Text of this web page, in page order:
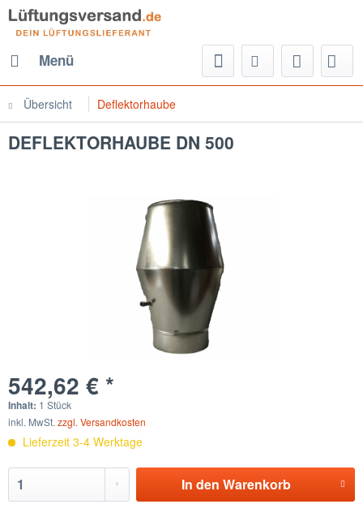
Menü
Übersicht Deflektorhaube
DEFLEKTORHAUBE DN 500
542,62 € *
Inhalt: 1 Stück
inkl. MwSt. zzgl. Versandkosten
Lieferzeit 3-4 Werktage
In den Warenkorb